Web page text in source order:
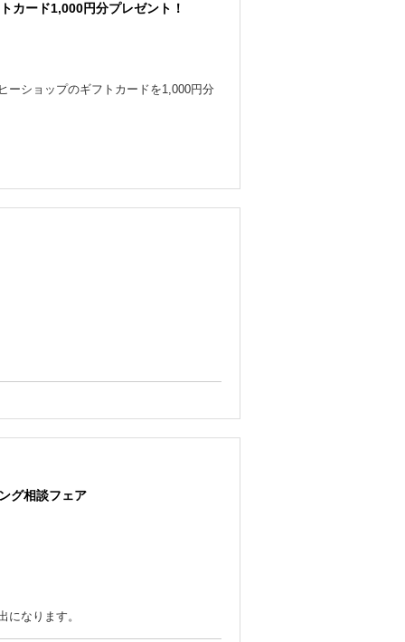
カード1,000円分プレゼント！
ーショップのギフトカードを1,000円分
じで撮れるんだ〜」ってワクワクでき
ムなど、写真だけでは伝わらない“リ
グ相談フェア
なります。